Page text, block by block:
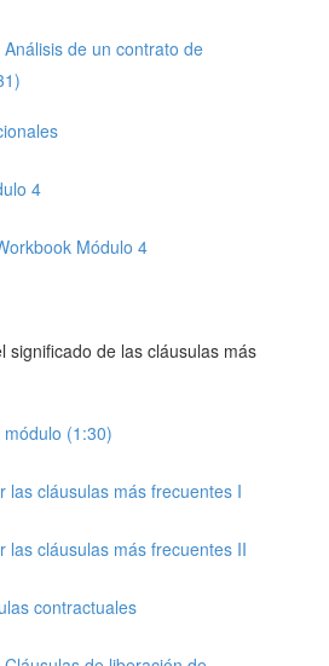
de un contrato de
4
Módulo 4
significado de las cláusulas más
(1:30)
las cláusulas más frecuentes I
las cláusulas más frecuentes II
contractuales